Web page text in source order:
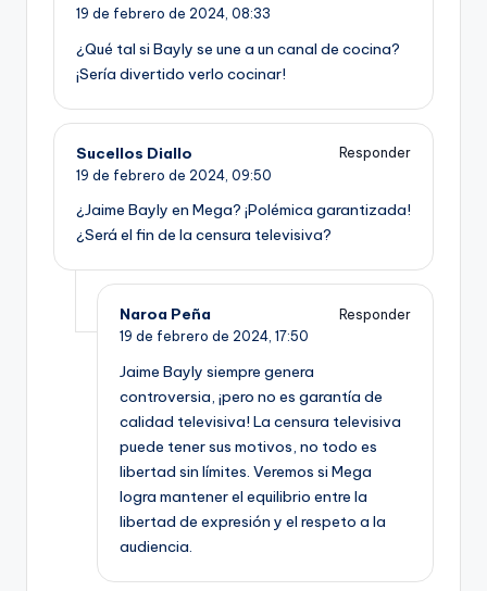
19 de febrero de 2024, 08:33
¿Qué tal si Bayly se une a un canal de cocina?
¡Sería divertido verlo cocinar!
Sucellos Diallo
Responder
19 de febrero de 2024, 09:50
¿Jaime Bayly en Mega? ¡Polémica garantizada!
¿Será el fin de la censura televisiva?
Naroa Peña
Responder
19 de febrero de 2024, 17:50
Jaime Bayly siempre genera
controversia, ¡pero no es garantía de
calidad televisiva! La censura televisiva
puede tener sus motivos, no todo es
libertad sin límites. Veremos si Mega
logra mantener el equilibrio entre la
libertad de expresión y el respeto a la
audiencia.